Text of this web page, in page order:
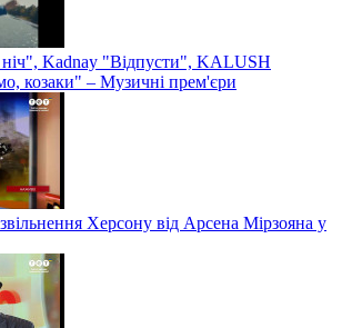
Kadnay "Відпусти", KALUSH
козаки" – Музичні прем'єри
Херсону від Арсена Мірзояна у